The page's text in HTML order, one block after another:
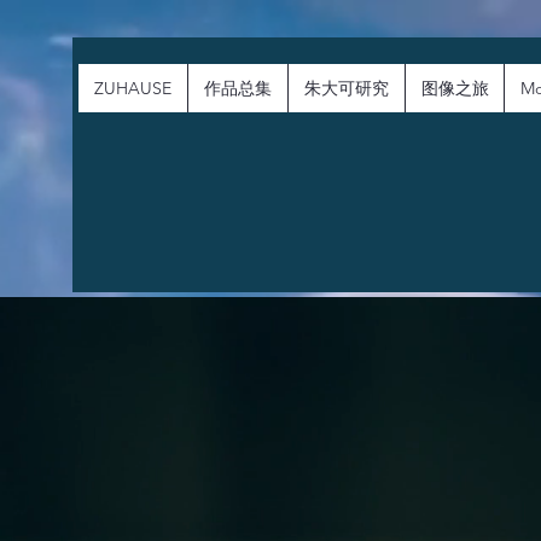
ZUHAUSE 作品总集 朱大可研究 图像之旅